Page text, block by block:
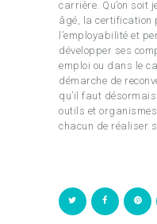
carrière. Qu’on soit
âgé, la certification
l’employabilité et
développer ses
emploi ou dans le
démarche de
qu’il faut
outils et
chacun de réaliser